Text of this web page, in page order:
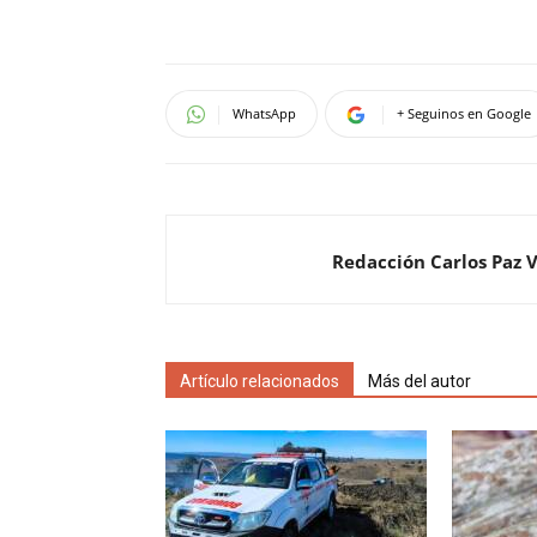
WhatsApp + Seguinos en Google
Redacción Carlos Paz
Artículo relacionados Más del autor